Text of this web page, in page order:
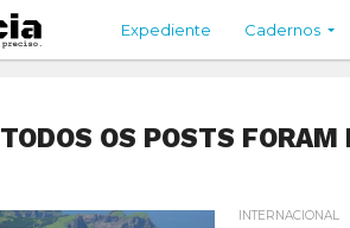
Expediente Cadernos
TODOS OS POSTS
INTERNACIONAL